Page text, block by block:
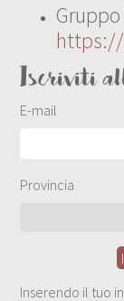
Iscriviti
E-mail
Provincia
Inserendo il tuo